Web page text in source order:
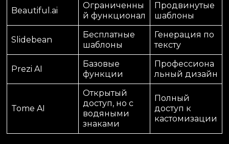
Beautiful.ai
Ограниченны
й функционал
Продвинутые
шаблоны
Slidebean
Бесплатные
шаблоны
Генерация по
тексту
Prezi AI
Базовые
функции
Профессиона
льный дизайн
Tome AI
Открытый
доступ, но с
водяными
знаками
Полный
доступ к
кастомизации